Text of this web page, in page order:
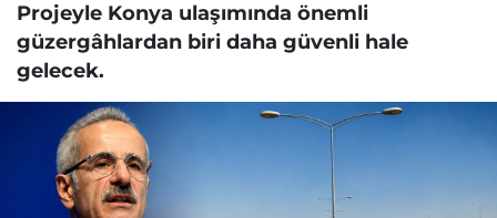
Projeyle Konya ulaşımında önemli
güzergâhlardan biri daha güvenli hale
gelecek.